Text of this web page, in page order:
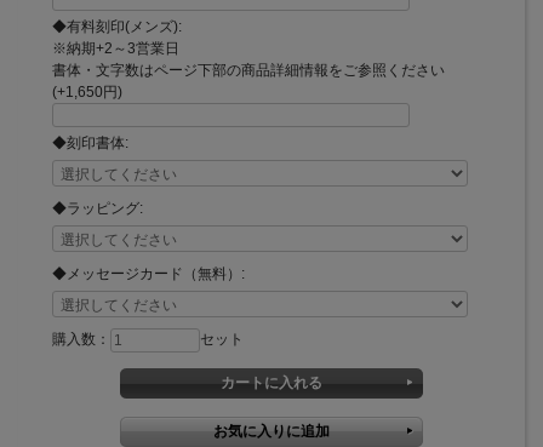
◆有料刻印(メンズ):
※納期+2～3営業日
書体・文字数はページ下部の商品詳細情報をご参照ください
(+1,650円)
◆刻印書体:
◆ラッピング:
◆メッセージカード（無料）:
購入数： セット